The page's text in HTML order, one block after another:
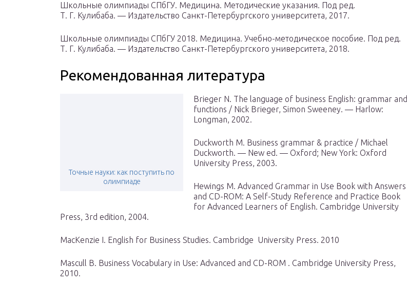
Школьные олимпиады СПбГУ. Медицина. Методические указания. Под ред.
Т. Г. Кулибаба. — Издательство Санкт-Петербургского университета, 2017.
Школьные олимпиады СПбГУ 2018. Медицина. Учебно-методическое пособие. Под ред.
Т. Г. Кулибаба. — Издательство Санкт-Петербургского университета, 2018.
Рекомендованная литература
Точные науки: как поступить по
олимпиаде
Brieger N. The language of business English: grammar and
functions / Nick Brieger, Simon Sweeney. — Harlow:
Longman, 2002.
Duckworth M. Business grammar & practice / Michael
Duckworth. — New ed. — Oxford; New York: Oxford
University Press, 2003.
Hewings M. Advanced Grammar in Use Book with Answers
and CD-ROM: A Self-Study Reference and Practice Book
for Advanced Learners of English. Cambridge University
Press, 3rd edition, 2004.
MacKenzie I. English for Business Studies. Cаmbridge University Press. 2010
Mascull B. Business Vocabulary in Use: Advanced and CD-ROM . Cambridge University Press,
2010.